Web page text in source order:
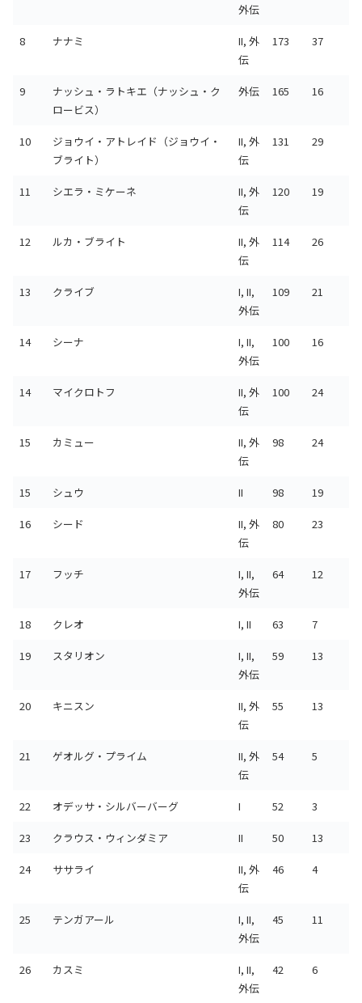
外伝
8 ナナミ
II, 外
伝
173 37
9
ナッシュ・ラトキエ（ナッシュ・ク
ロービス）
外伝 165 16
10
ジョウイ・アトレイド（ジョウイ・
ブライト）
II, 外
伝
131 29
11 シエラ・ミケーネ
II, 外
伝
120 19
12 ルカ・ブライト
II, 外
伝
114 26
13 クライブ
I, II,
外伝
109 21
14 シーナ
I, II,
外伝
100 16
14 マイクロトフ
II, 外
伝
100 24
15 カミュー
II, 外
伝
98 24
15 シュウ II 98 19
16 シード
II, 外
伝
80 23
17 フッチ
I, II,
外伝
64 12
18 クレオ I, II 63 7
19 スタリオン
I, II,
外伝
59 13
20 キニスン
II, 外
伝
55 13
21 ゲオルグ・プライム
II, 外
伝
54 5
22 オデッサ・シルバーバーグ I 52 3
23 クラウス・ウィンダミア II 50 13
24 ササライ
II, 外
伝
46 4
25 テンガアール
I, II,
外伝
45 11
26 カスミ
I, II,
外伝
42 6